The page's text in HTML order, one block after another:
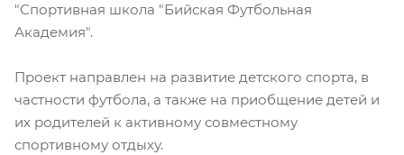
"Спортивная школа "Бийская Футбольная
Академия".
Проект направлен на развитие детского спорта, в
частности футбола, а также на приобщение детей и
их родителей к активному совместному
спортивному отдыху.